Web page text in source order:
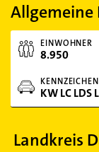
EINWOHNER
8.950
KENNZEICHEN
KW LC LDS
Landkreis